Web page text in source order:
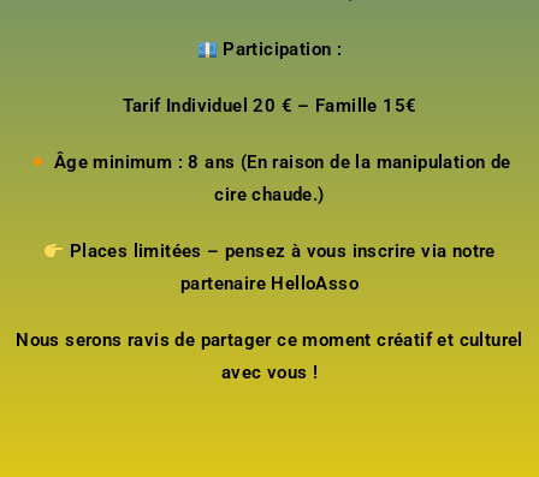
Participation :
Tarif Individuel 20 € – Famille 15€
Âge minimum : 8 ans (En raison de la manipulation de
cire chaude.)
Places limitées – pensez à vous inscrire via notre
partenaire HelloAsso
Nous serons ravis de partager ce moment créatif et culturel
avec vous !